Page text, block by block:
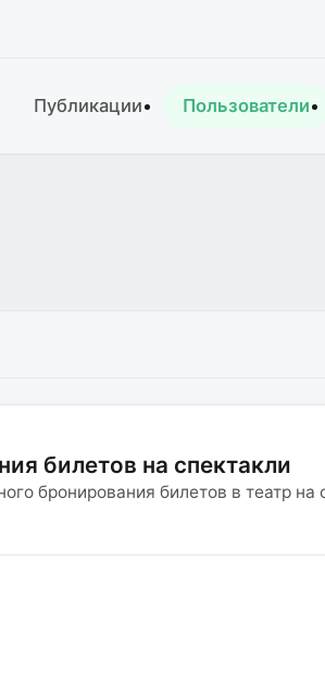
Публикации Пользователи
билетов на спектакли
бронирования билетов в театр